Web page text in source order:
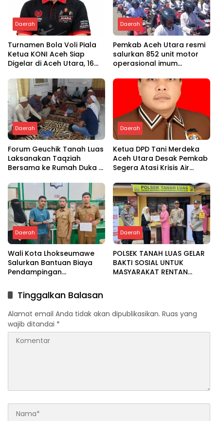
Daerah
Turnamen Bola Voli Piala
Ketua KONI Aceh Siap
Digelar di Aceh Utara, 16
Ambil Bagian
Daerah
Pemkab Aceh Utara resmi
salurkan 852 unit motor
operasional imum
Daerah
Forum Geuchik Tanah Luas
Laksanakan Taqziah
Bersama ke Rumah Duka di
Daerah
Ketua DPD Tani Merdeka
Aceh Utara Desak Pemkab
Segera Atasi Krisis Air
Daerah
Wali Kota Lhokseumawe
Salurkan Bantuan Biaya
Pendampingan
Mal
Daerah
POLSEK TANAH LUAS GELAR
BAKTI SOSIAL UNTUK
MASYARAKAT RENTAN
Tinggalkan Balasan
Alamat email Anda tidak akan dipublikasikan. Ruas yang
wajib ditandai *